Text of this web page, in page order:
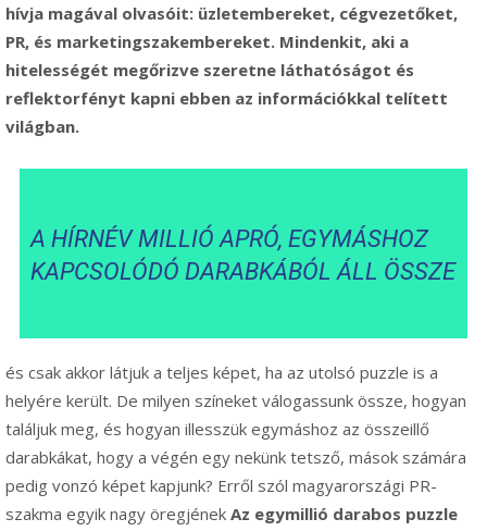
hívja magával olvasóit: üzletembereket, cégvezetőket,
PR, és marketingszakembereket. Mindenkit, aki a
hitelességét megőrizve szeretne láthatóságot és
reflektorfényt kapni ebben az információkkal telített
világban.
A HÍRNÉV MILLIÓ APRÓ, EGYMÁSHOZ
KAPCSOLÓDÓ DARABKÁBÓL ÁLL ÖSSZE
és csak akkor látjuk a teljes képet, ha az utolsó puzzle is a
helyére került. De milyen színeket válogassunk össze, hogyan
találjuk meg, és hogyan illesszük egymáshoz az összeillő
darabkákat, hogy a végén egy nekünk tetsző, mások számára
pedig vonzó képet kapjunk? Erről szól magyarországi PR-
szakma egyik nagy öregjének Az egymillió darabos puzzle